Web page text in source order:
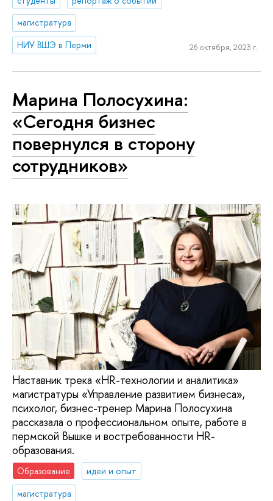
магистратура
НИУ ВШЭ в Перми
26 октября, 2023 г.
Марина Полосухина:
«Сегодня бизнес
повернулся в сторону
сотрудников»
Наставник трека «HR-технологии и аналитика»
магистратуры «Управление развитием бизнеса»,
психолог, бизнес-тренер Марина Полосухина
рассказала о профессиональном опыте, работе в
пермской Вышке и востребованности HR-
образования.
Образование
идеи и опыт
магистратура